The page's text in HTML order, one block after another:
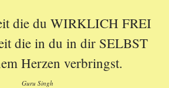
die du WIRKLICH FREI
die in du in dir SELBST
Herzen verbringst.
Guru Singh